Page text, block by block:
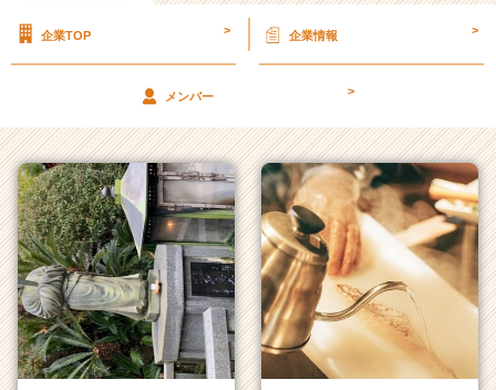
イ
イ
ン
一
覧
|
ベ
ン
チ
ャ
ー・
成
企業TOP > 企業情報 >
メンバー >